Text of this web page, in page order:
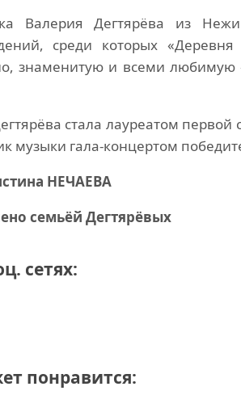
Валерия Дегтярёва из
среди которых
знаменитую и всеми любимую
стала лауреатом
музыки гала-концертом
НЕЧАЕВА
семьёй Дегтярёвых
сетях:
понравится: